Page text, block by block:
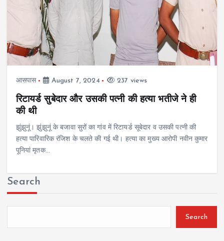
आसपास August 7, 2024 237 views
रिटायर्ड सुबेदार और उसकी पत्नी की हत्या भतीजे ने ही
की थी
झुंझुनूं। झुंझुनूं के बजावा सुरों का गांव में रिटायर्ड सूबेदार व उसकी पत्नी की
हत्या पारिवारिक रंजिश के चलते की गई थी। हत्या का मुख्य आरोपी नवीन कुमार
पूनियां मृतक…
Search
Search